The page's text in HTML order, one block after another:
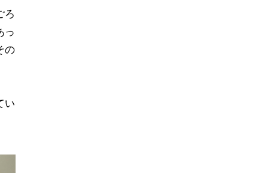
ろ
っ
の
い